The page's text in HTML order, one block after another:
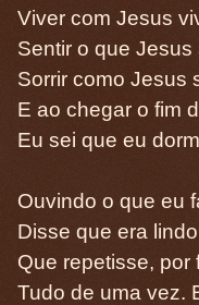
Viver com Jesus
Sentir o que Jesus
Sorrir como Jesus
E ao chegar o fim
Eu sei que eu
Ouvindo o que eu
Disse que era
Que repetisse, por
Tudo de uma vez.